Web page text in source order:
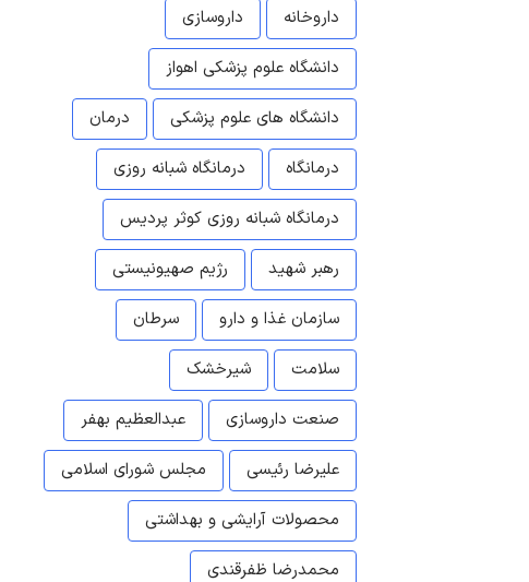
داروخانه
داروسازی
دانشگاه علوم پزشکی اهواز
دانشگاه های علوم پزشکی
درمان
درمانگاه
درمانگاه شبانه روزی
درمانگاه شبانه روزی کوثر پردیس
رهبر شهید
رژیم صهیونیستی
سازمان غذا و دارو
سرطان
سلامت
شیرخشک
صنعت داروسازی
عبدالعظیم بهفر
علیرضا رئیسی
مجلس شورای اسلامی
محصولات آرایشی و بهداشتی
محمدرضا ظفرقندی